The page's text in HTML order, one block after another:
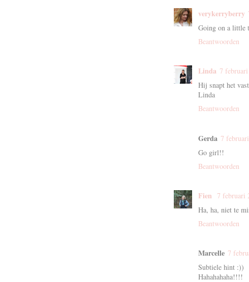
verykerryberry
Going on a little
Beantwoorden
Linda 7
Hij snapt het
Linda
Beantwoorden
Gerda 7
Go girl!!
Beantwoorden
Fien 7 februari
Ha, ha, niet te
Beantwoorden
Marcelle 7
Subtiele hint :))
Hahahahaha!!!!